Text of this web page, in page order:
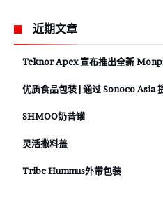
近期文章
Teknor Apex 宣布推出全新
优质食品包装 | 通过 Sonoco Asia
SHMOO奶昔罐
灵活撒料盖
Tribe Hummus外带包装